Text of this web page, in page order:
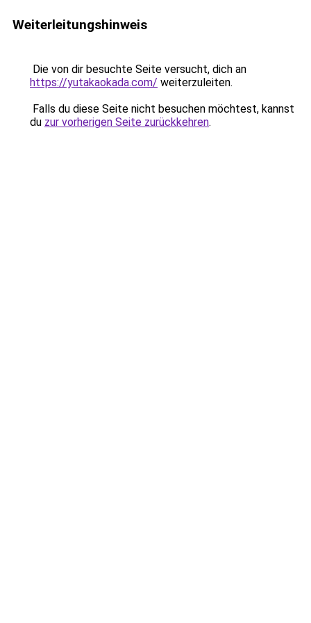
Weiterleitungshinweis
Die von dir besuchte Seite versucht, dich an
https://yutakaokada.com/ weiterzuleiten.
Falls du diese Seite nicht besuchen möchtest, kannst
du zur vorherigen Seite zurückkehren.